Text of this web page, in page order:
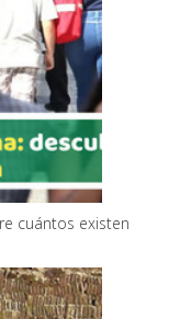
cuántos existen